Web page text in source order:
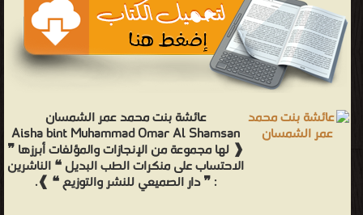
عائشة بنت محمد عمر الشمسان
Aisha bint Muhammad Omar Al Shamsan
❰ لها مجموعة من الإنجازات والمؤلفات أبرزها ❞
الاحتساب على منكرات الطب البديل ❝ الناشرين
: ❞ دار الصميعي للنشر والتوزيع ❝ ❱.